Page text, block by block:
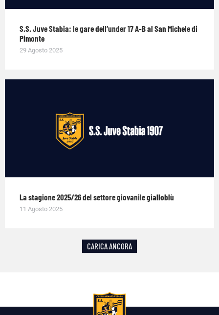
S.S. Juve Stabia: le gare dell’under 17 A-B al San Michele di
Pimonte
29 Agosto 2025
La stagione 2025/26 del settore giovanile gialloblù
11 Agosto 2025
CARICA ANCORA